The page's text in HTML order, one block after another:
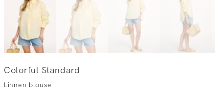
Colorful Standard
Linnen blouse